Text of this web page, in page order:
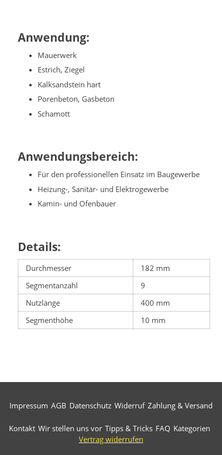
Anwendung:
Mauerwerk
Estrich, Ziegel
Kalksandstein hart
Porenbeton, Gasbeton
Schamott
Anwendungsbereich:
Für den professionellen Einsatz im Baugewerbe
Heizung-, Sanitär- und Elektrogewerbe
Kamin- und Ofenbauer
Details:
Durchmesser
182 mm
Segmentanzahl
9
Nutzlänge
400 mm
Segmenthöhe
10 mm
Impressum AGB Datenschutz Widerruf Zahlung & Versand
Kontakt Wir stellen uns vor Tipps & Tricks FAQ Kategorien
Vertrag widerrufen